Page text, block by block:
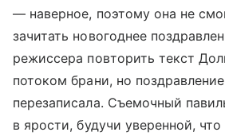
— наверное, поэтому она не
зачитать новогоднее
режиссера повторить текст
потоком брани, но
перезаписала. Съемочный
в ярости, будучи уверенной,